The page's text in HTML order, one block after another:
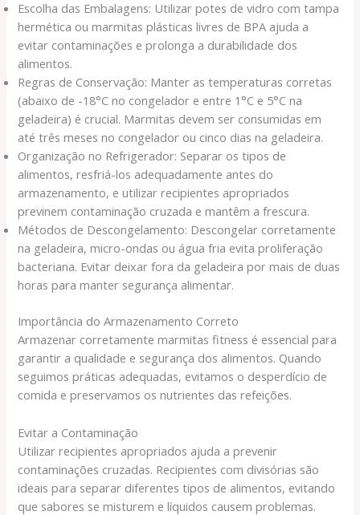
Escolha das Embalagens: Utilizar potes de vidro com tampa
hermética ou marmitas plásticas livres de BPA ajuda a
evitar contaminações e prolonga a durabilidade dos
alimentos.
Regras de Conservação: Manter as temperaturas corretas
(abaixo de -18°C no congelador e entre 1°C e 5°C na
geladeira) é crucial. Marmitas devem ser consumidas em
até três meses no congelador ou cinco dias na geladeira.
Organização no Refrigerador: Separar os tipos de
alimentos, resfriá-los adequadamente antes do
armazenamento, e utilizar recipientes apropriados
previnem contaminação cruzada e mantêm a frescura.
Métodos de Descongelamento: Descongelar corretamente
na geladeira, micro-ondas ou água fria evita proliferação
bacteriana. Evitar deixar fora da geladeira por mais de duas
horas para manter segurança alimentar.
Importância do Armazenamento Correto
Armazenar corretamente marmitas fitness é essencial para
garantir a qualidade e segurança dos alimentos. Quando
seguimos práticas adequadas, evitamos o desperdício de
comida e preservamos os nutrientes das refeições.
Evitar a Contaminação
Utilizar recipientes apropriados ajuda a prevenir
contaminações cruzadas. Recipientes com divisórias são
ideais para separar diferentes tipos de alimentos, evitando
que sabores se misturem e líquidos causem problemas.